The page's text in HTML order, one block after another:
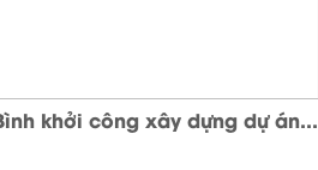
khởi công xây dựng dự án...